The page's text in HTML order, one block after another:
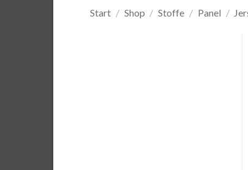
Start / Shop / Stoffe / Panel /